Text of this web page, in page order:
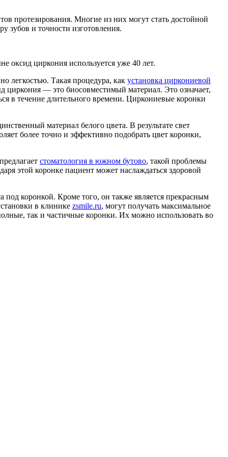
протезирования. Многие из них могут стать достойной
зубов и точности изготовления.
оксид циркония используется уже 40 лет.
легкостью. Такая процедура, как установка циркониевой
циркония — это биосовместимый материал. Это означает,
в течение длительного времени. Циркониевые коронки
материал белого цвета. В результате свет
более точно и эффективно подобрать цвет коронки,
стоматология в южном бутово, такой проблемы
этой коронке пациент может наслаждаться здоровой
коронкой. Кроме того, он также является прекрасным
в клинике zsmile.ru, могут получать максимальное
так и частичные коронки. Их можно использовать во